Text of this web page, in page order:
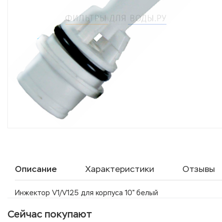
Описание Характеристики Отзывы
Инжектор V1/V125 для корпуса 10" белый
Сейчас покупают